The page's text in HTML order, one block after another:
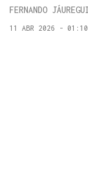
FERNANDO JÁUREGUI
11 ABR 2026 - 01:10